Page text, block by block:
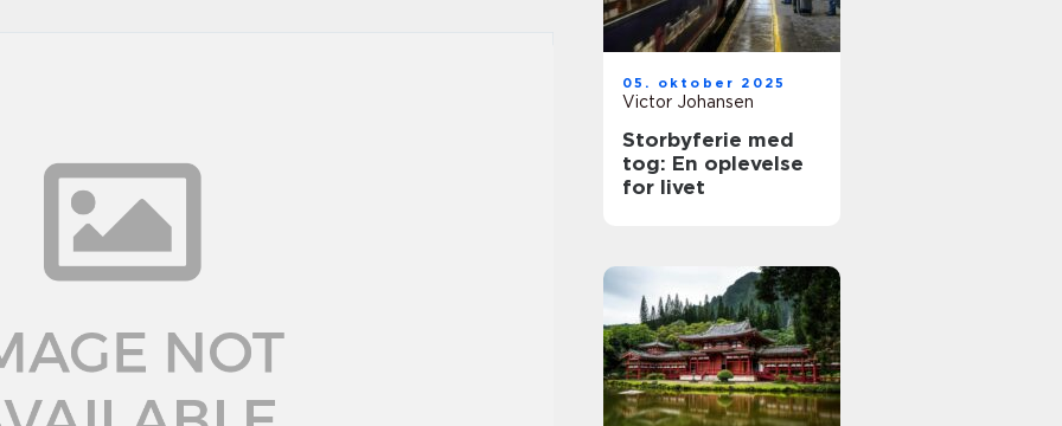
05. oktober 2025
Victor Johansen
Storbyferie med
tog: En oplevelse
for livet